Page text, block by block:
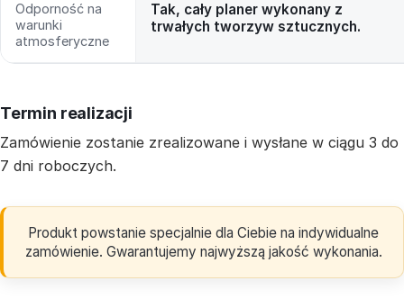
Odporność na
warunki
atmosferyczne
Tak, cały planer wykonany z
trwałych tworzyw sztucznych.
Termin realizacji
Zamówienie zostanie zrealizowane i wysłane w ciągu 3 do
7 dni roboczych.
Produkt powstanie specjalnie dla Ciebie na indywidualne
zamówienie. Gwarantujemy najwyższą jakość wykonania.